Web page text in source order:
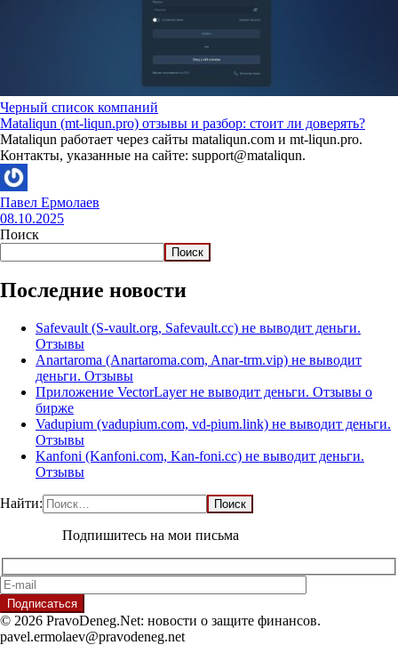
Черный список компаний
Mataliqun (mt-liqun.pro) отзывы и разбор: стоит ли доверять?
Mataliqun работает через сайты mataliqun.com и mt-liqun.pro.
Контакты, указанные на сайте: support@mataliqun.
Павел Ермолаев
08.10.2025
Поиск
Поиск
Последние новости
Safevault (S-vault.org, Safevault.cc) не выводит деньги.
Отзывы
Anartaroma (Anartaroma.com, Anar-trm.vip) не выводит
деньги. Отзывы
Приложение VectorLayer не выводит деньги. Отзывы о
бирже
Vadupium (vadupium.com, vd-pium.link) не выводит деньги.
Отзывы
Kanfoni (Kanfoni.com, Kan-foni.cc) не выводит деньги.
Отзывы
Найти:
Подпишитесь на мои письма
© 2026 PravoDeneg.Net: новости о защите финансов.
pavel.ermolaev@pravodeneg.net